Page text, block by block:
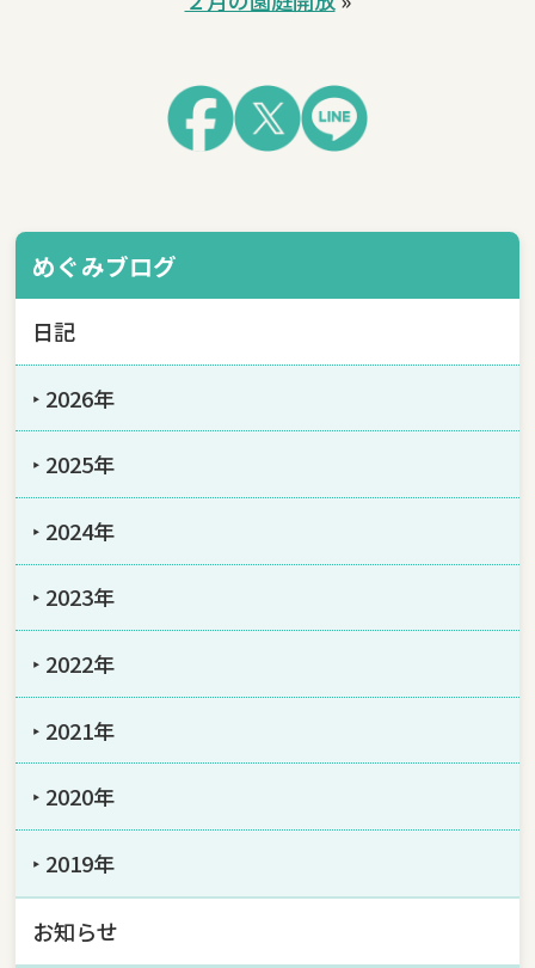
めぐみブログ
日記
‣ 2026年
‣ 2025年
‣ 2024年
‣ 2023年
‣ 2022年
‣ 2021年
‣ 2020年
‣ 2019年
お知らせ